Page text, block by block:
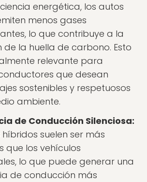
energética, los autos
menos gases
lo que contribuye a la
de la huella de carbono. Esto
relevante para
que desean
sostenibles y respetuosos
ambiente.
de Conducción Silenciosa:
híbridos suelen ser más
que los vehículos
lo que puede generar una
de conducción más